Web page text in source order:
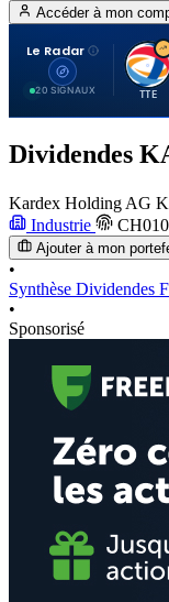
Accéder à mon
Le Radar
20 SIGNAUX
T
TTE
Dividendes
Kardex Holding AG
Industrie
Ajouter à mon
•
Synthèse Dividendes
•
Sponsorisé